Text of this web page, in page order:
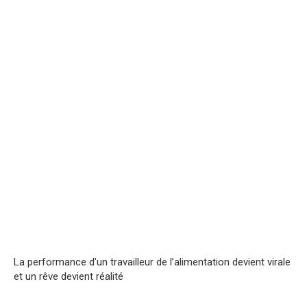
La performance d’un travailleur de l’alimentation devient virale
et un rêve devient réalité